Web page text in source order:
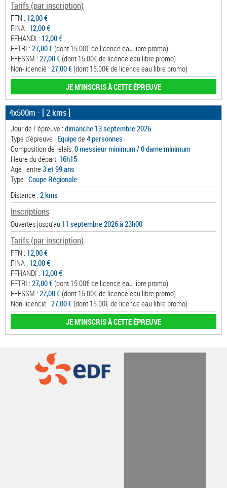
Tarifs (par inscription)
FFN : 12,00 €
FINA : 12,00 €
FFHANDI : 12,00 €
FFTRI : 27,00 € (dont 15.00€ de licence eau libre promo)
FFESSM : 27,00 € (dont 15.00€ de licence eau libre promo)
Non-licencié : 27,00 € (dont 15.00€ de licence eau libre promo)
JE M'INSCRIS À CETTE ÉPREUVE
4x500m - [ 2 kms ]
Jour de l 'épreuve : dimanche 13 septembre 2026
Type d'épreuve : Equipede 4 personnes
Composition de relais: 0 messieur minimum / 0 dame minimum
Heure du départ: 16h15
Age : entre 3 et 99 ans
Type : Coupe Régionale
Distance : 2 kms
Inscriptions
Ouvertes jusqu'au 11 septembre 2026 à 23h00
Tarifs (par inscription)
FFN : 12,00 €
FINA : 12,00 €
FFHANDI : 12,00 €
FFTRI : 27,00 € (dont 15.00€ de licence eau libre promo)
FFESSM : 27,00 € (dont 15.00€ de licence eau libre promo)
Non-licencié : 27,00 € (dont 15.00€ de licence eau libre promo)
JE M'INSCRIS À CETTE ÉPREUVE